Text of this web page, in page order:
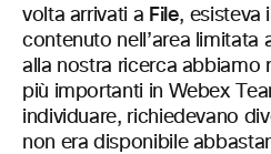
volta arrivati a File, esisteva
contenuto nell’area limitata
alla nostra ricerca abbiamo
più importanti in Webex
individuare, richiedevano
non era disponibile